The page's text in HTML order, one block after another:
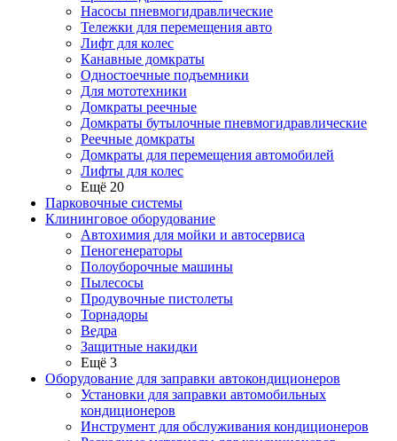
Насосы пневмогидравлические
Тележки для перемещения авто
Лифт для колес
Канавные домкраты
Одностоечные подъемники
Для мототехники
Домкраты реечные
Домкраты бутылочные пневмогидравлические
Реечные домкраты
Домкраты для перемещения автомобилей
Лифты для колес
Ещё 20
Парковочные системы
Клининговое оборудование
Автохимия для мойки и автосервиса
Пеногенераторы
Полоуборочные машины
Пылесосы
Продувочные пистолеты
Торнадоры
Ведра
Защитные накидки
Ещё 3
Оборудование для заправки автокондиционеров
Установки для заправки автомобильных
кондиционеров
Инструмент для обслуживания кондиционеров